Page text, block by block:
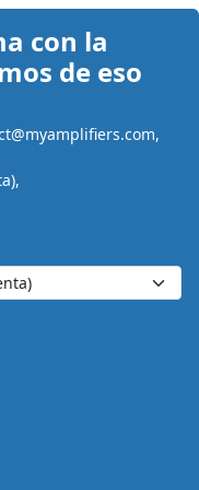
con la
de eso
,
,